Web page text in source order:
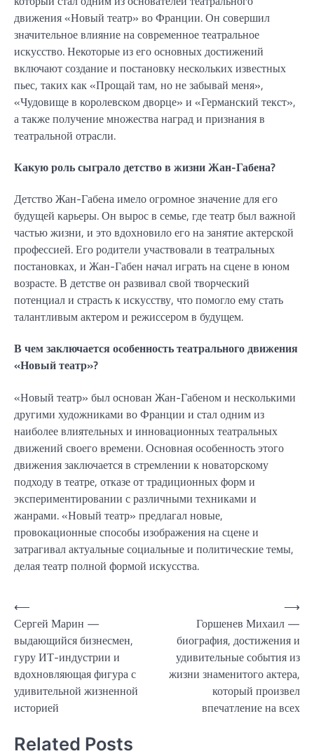
движения «Новый театр» во Франции. Он совершил
значительное влияние на современное театральное
искусство. Некоторые из его основных достижений
включают создание и постановку нескольких известных
пьес, таких как «Прощай там, но не забывай меня»,
«Чудовище в королевском дворце» и «Германский текст»,
а также получение множества наград и признания в
театральной отрасли.
Какую роль сыграло детство в жизни Жан-Габена?
Детство Жан-Габена имело огромное значение для его
будущей карьеры. Он вырос в семье, где театр был важной
частью жизни, и это вдохновило его на занятие актерской
профессией. Его родители участвовали в театральных
постановках, и Жан-Габен начал играть на сцене в юном
возрасте. В детстве он развивал свой творческий
потенциал и страсть к искусству, что помогло ему стать
талантливым актером и режиссером в будущем.
В чем заключается особенность театрального движения
«Новый театр»?
«Новый театр» был основан Жан-Габеном и несколькими
другими художниками во Франции и стал одним из
наиболее влиятельных и инновационных театральных
движений своего времени. Основная особенность этого
движения заключается в стремлении к новаторскому
подходу в театре, отказе от традиционных форм и
экспериментировании с различными техниками и
жанрами. «Новый театр» предлагал новые,
провокационные способы изображения на сцене и
затрагивал актуальные социальные и политические темы,
делая театр полной формой искусства.
Навигация
по
записям
⟵
Сергей Марин —
выдающийся бизнесмен,
гуру ИТ-индустрии и
вдохновляющая фигура с
удивительной жизненной
историей
Горшенев Михаил —
биография, достижения и
удивительные события из
жизни знаменитого актера,
который произвел
впечатление на всех
⟶
Related Posts